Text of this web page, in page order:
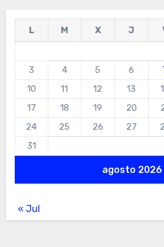
agosto 2026
L M X J
3
4 5 6
10
11 12 13
17
18 19 20
24
25 26 27
31
« Jul